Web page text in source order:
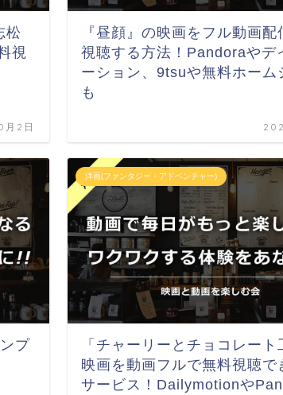
松
視
月2日
『昼顔』の映画をフル動画配
視聴する方法！Pandoraやデ
ーション、9tsuや無料ホーム
も
プ
洋画(ファンタジー・アドベンチャー)
「チャーリーとチョコレート
映画を動画フルで無料視聴で
サービス！Dailymotionや